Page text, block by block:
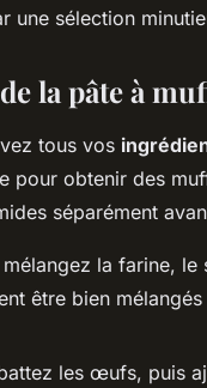
une sélection
la pâte à
tous vos
pour obtenir des
séparément
la farine,
être bien
les œufs, puis